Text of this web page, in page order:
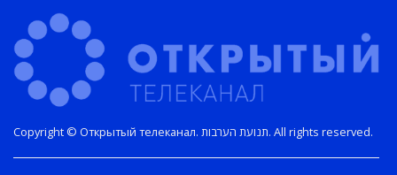
Copyright © Открытый телеканал. תנועת הערבות. All rights reserved.